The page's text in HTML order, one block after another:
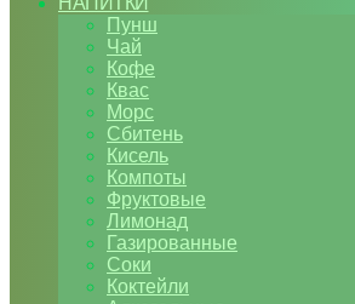
Пунш
Чай
Кофе
Квас
Морс
Сбитень
Кисель
Компоты
Фруктовые
Лимонад
Газированные
Соки
Коктейли